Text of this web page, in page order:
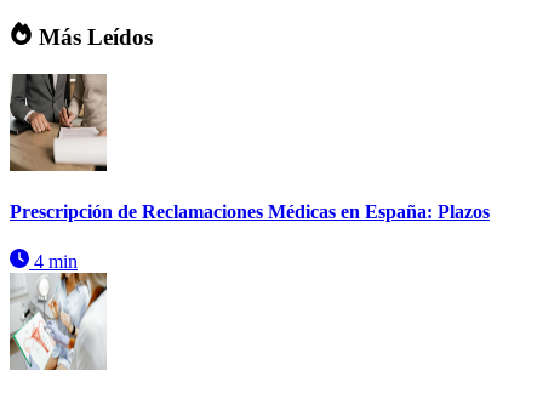
Más Leídos
Prescripción de Reclamaciones Médicas en España: Plazos
4 min